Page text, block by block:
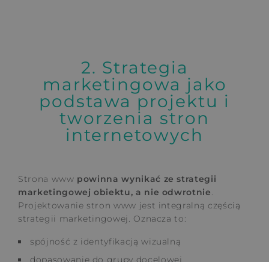
2. Strategia
marketingowa jako
podstawa projektu i
tworzenia stron
internetowych
Strona www powinna wynikać ze strategii
marketingowej obiektu, a nie odwrotnie.
Projektowanie stron www jest integralną częścią
strategii marketingowej. Oznacza to:
spójność z identyfikacją wizualną
dopasowanie do grupy docelowej